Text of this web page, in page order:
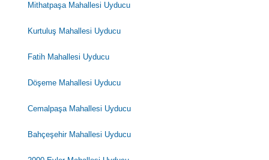
Mithatpaşa Mahallesi Uyducu
Kurtuluş Mahallesi Uyducu
Fatih Mahallesi Uyducu
Döşeme Mahallesi Uyducu
Cemalpaşa Mahallesi Uyducu
Bahçeşehir Mahallesi Uyducu